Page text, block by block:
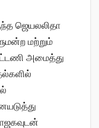
ஜெயலலிதா
மற்றும்
அமைத்து